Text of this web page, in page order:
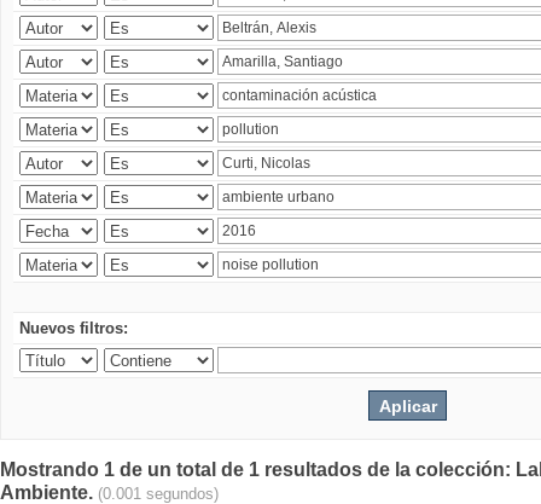
Nuevos filtros:
Mostrando 1 de un total de 1 resultados de la colección:
Ambiente. (0.001 segundos)